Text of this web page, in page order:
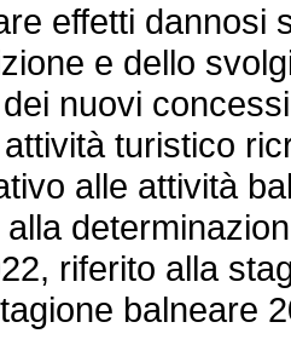
effetti
e dello
nuovi
turistico
alle attività
riferito alla
balneare